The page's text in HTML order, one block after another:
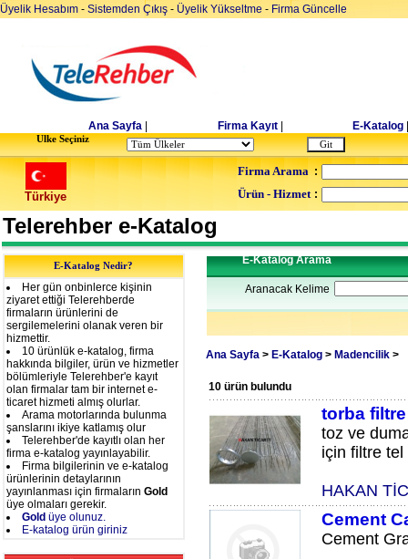
Üyelik Hesabım - Sistemden Çıkış - Üyelik Yükseltme - Firma Güncelle
Ana Sayfa Firma Kayıt E-Katalog
Ulke Seçiniz
Türkiye
Firma Arama :
Ürün - Hizmet :
Telerehber e-Katalog
E-Katalog Nedir?
Her gün onbinlerce kişinin
ziyaret ettiği Telerehberde
firmaların ürünlerini de
sergilemelerini olanak veren bir
hizmettir.
10 ürünlük e-katalog, firma
hakkında bilgiler, ürün ve hizmetler
bölümleriyle Telerehber'e kayıt
olan firmalar tam bir internet e-
ticaret hizmeti almış olurlar.
Arama motorlarında bulunma
şanslarını ikiye katlamış olur
Telerehber'de kayıtlı olan her
firma e-katalog yayınlayabilir.
Firma bilgilerinin ve e-katalog
ürünlerinin detaylarının
yayınlanması için firmaların Gold
üye olmaları gerekir.
Gold üye olunuz.
E-katalog ürün giriniz
E-Katalog Arama
Aranacak Kelime
Ana Sayfa > E-Katalog > Madencilik >
10 ürün bulundu
torba
toz ve
için filtre tel
HAKAN
Cement
Cement